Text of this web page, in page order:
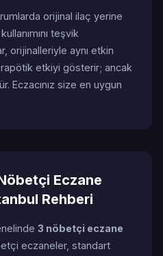
orijinal ilaç yerine
teşvik
orijinalleriyle aynı etkin
etkiyi gösterir; ancak
Eczacınız size en uygun
Eczane
Rehberi
3 nöbetçi eczane
eczaneler, standart